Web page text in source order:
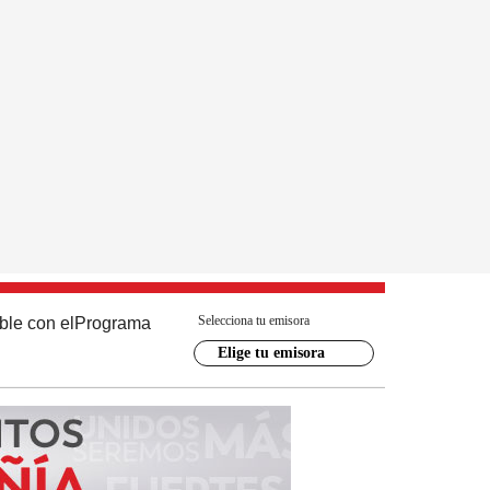
con el Programa Selecciona tu emisora
Elige tu emisora